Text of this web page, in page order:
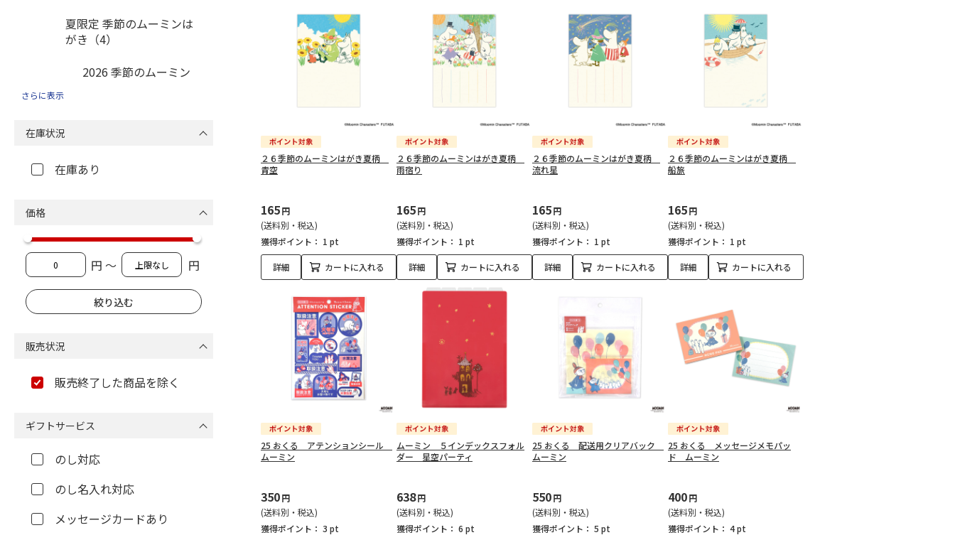
２６季節のムーミンはがき夏柄
青空
165円
(送料別・税込)
獲得ポイント： 1 pt
詳細 カートに入れる
２６季節のムーミンはがき夏柄
雨宿り
165円
(送料別・税込)
獲得ポイント： 1 pt
詳細 カートに入れる
２６季節のムーミンはがき夏柄
流れ星
165円
(送料別・税込)
獲得ポイント： 1 pt
詳細 カートに入れる
２６季節のムーミンはがき夏柄
船旅
165円
(送料別・税込)
獲得ポイント： 1 pt
詳細 カートに入れる
25 おくる アテンションシール
ムーミン
350円
(送料別・税込)
獲得ポイント： 3 pt
ムーミン ５インデックスフォル
ダー 星空パーティ
638円
(送料別・税込)
獲得ポイント： 6 pt
25 おくる 配送用クリアバック
ムーミン
550円
(送料別・税込)
獲得ポイント： 5 pt
25 おくる メッセージメモパッ
ド ムーミン
400円
(送料別・税込)
獲得ポイント： 4 pt
夏限定 季節のムーミンは
がき（4）
2026 季節のムーミン
さらに表示
在庫状況
在庫あり
価格
円 ～ 円
販売状況
販売終了した商品を除く
ギフトサービス
のし対応
のし名入れ対応
メッセージカードあり